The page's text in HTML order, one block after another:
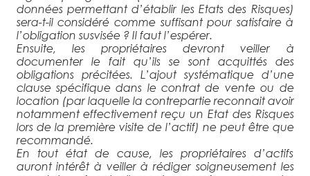
données permettant d’établir les Etats des Risques)
sera-t-il considéré comme suffisant pour satisfaire à
l’obligation susvisée ? Il faut l’espérer.
Ensuite, les propriétaires devront veiller à
documenter le fait qu’ils se sont acquittés des
obligations précitées. L’ajout systématique d’une
clause spécifique dans le contrat de vente ou de
location (par laquelle la contrepartie reconnait avoir
notamment effectivement reçu un Etat des Risques
lors de la première visite de l’actif) ne peut être que
recommandé.
En tout état de cause, les propriétaires d’actifs
auront intérêt à veiller à rédiger soigneusement les